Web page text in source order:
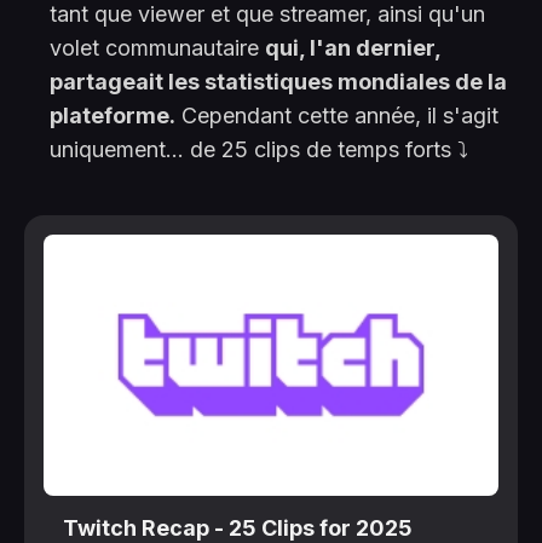
tant que viewer et que streamer, ainsi qu'un
volet communautaire qui, l'an dernier,
partageait les statistiques mondiales de la
plateforme. Cependant cette année, il s'agit
uniquement... de 25 clips de temps forts ⤵️
Twitch Recap - 25 Clips for 2025